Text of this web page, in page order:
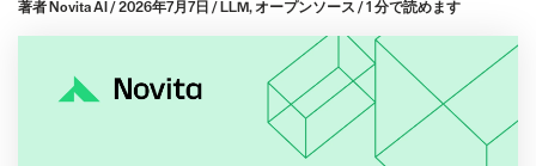
著者 Novita AI / 2026年7月7日 / LLM, オープンソース / 1 分で読めます